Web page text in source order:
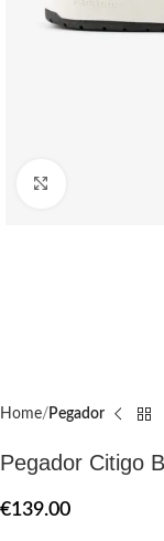
Home Pegador​
Pegador Citigo
€139.00